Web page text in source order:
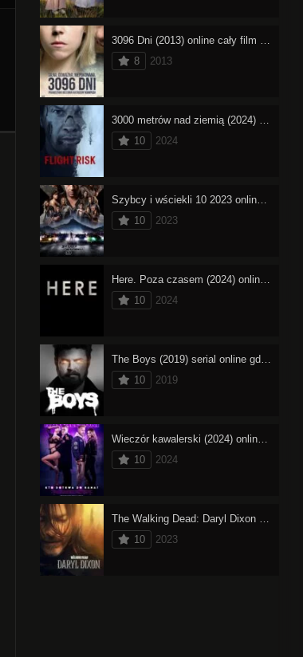
3096 Dni (2013) online cały film – oglądaj
8
2013
3000 metrów nad ziemią (2024) online cały film – oglądaj
10
2024
Szybcy i wściekli 10 2023 online cały film – oglądaj
10
2023
Here. Poza czasem (2024) online cały film – oglądaj
10
2024
The Boys (2019) serial online gdzie obejrzeć
10
2019
Wieczór kawalerski (2024) online cały film – oglądaj
10
2024
The Walking Dead: Daryl Dixon (2023) oglądaj online
10
2023